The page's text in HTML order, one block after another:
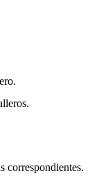
.
correspondientes.